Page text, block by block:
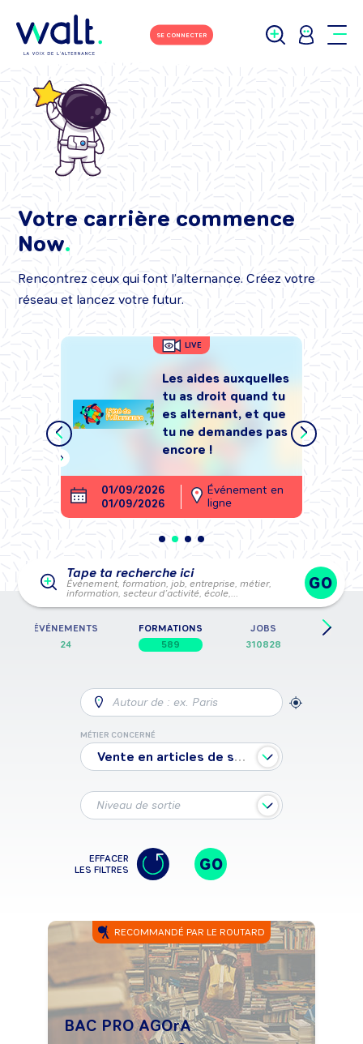
SE CONNECTER
Votre carrière commence
Now
Rencontrez ceux qui font l’alternance. Créez votre
réseau et lancez votre futur.
LIVE
Les aides auxquelles
tu as droit quand tu
es alternant, et que
tu ne demandes pas
encore !
01/09/2026
01/09/2026
Événement en
ligne
Tape ta recherche ici
Événement, formation, job, entreprise, métier,
information, secteur d’activité, école,…
GO
ÉVÉNEMENTS
24
FORMATIONS
589
JOBS
310828
FICHES
EFFACER
LES FILTRES
Autour de : ex. Paris
MÉTIER CONCERNÉ
Vente en articles de sport et loisirs
Niveau de sortie
GO
RECOMMANDÉ PAR LE ROUTARD
BAC PRO AGOrA